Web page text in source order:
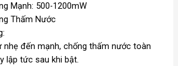
Mạnh: 500-1200mW
Thấm Nước
nhẹ đến mạnh, chống thấm nước toàn
lập tức sau khi bật.